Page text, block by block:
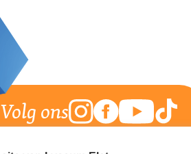
Volg ons